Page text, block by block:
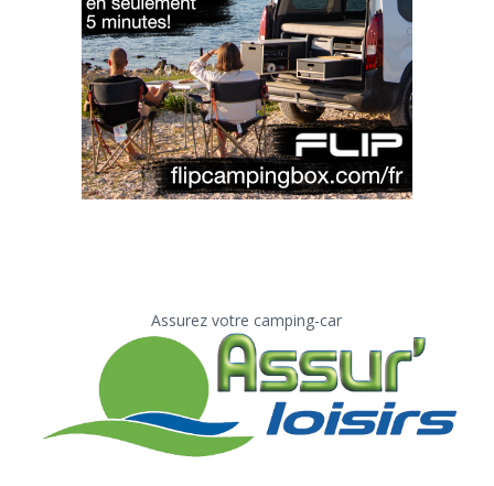
Assurez votre camping-car